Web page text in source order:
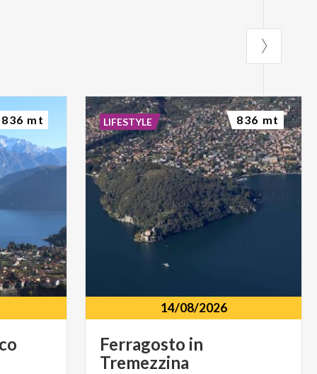
836 mt
14/08/2026
Ferragosto in
Tremezzina
LIFESTYLE 836 mt